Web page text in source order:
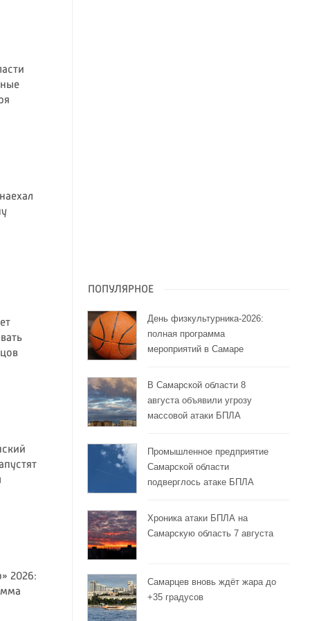
2026:
ПОПУЛЯРНОЕ
День физкультурника-2026:
полная программа
мероприятий в Самаре
В Самарской области 8
августа объявили угрозу
массовой атаки БПЛА
Промышленное предприятие
Самарской области
подверглось атаке БПЛА
Хроника атаки БПЛА на
Самарскую область 7 августа
Самарцев вновь ждёт жара до
+35 градусов